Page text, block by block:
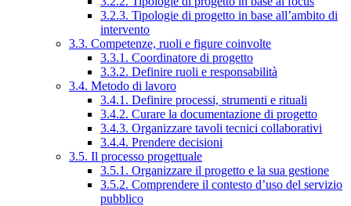
3.2.3. Tipologie di progetto in base all’ambito di
intervento
3.3. Competenze, ruoli e figure coinvolte
3.3.1. Coordinatore di progetto
3.3.2. Definire ruoli e responsabilità
3.4. Metodo di lavoro
3.4.1. Definire processi, strumenti e rituali
3.4.2. Curare la documentazione di progetto
3.4.3. Organizzare tavoli tecnici collaborativi
3.4.4. Prendere decisioni
3.5. Il processo progettuale
3.5.1. Organizzare il progetto e la sua gestione
3.5.2. Comprendere il contesto d’uso del servizio
pubblico